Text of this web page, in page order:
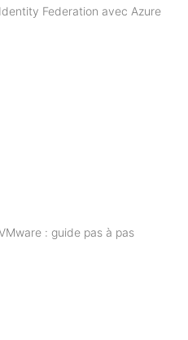
Federation avec Azure
: guide pas à pas